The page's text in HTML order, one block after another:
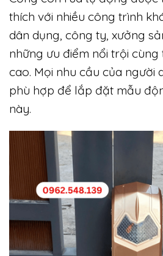
thích với nhiều công trình
dân dụng, công ty, xưởng
những ưu điểm nổi trội
cao. Mọi nhu cầu của người
phù hợp để lắp đặt mẫu
này.